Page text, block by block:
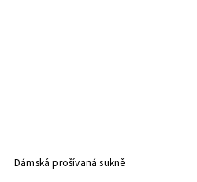
Dámská prošívaná sukně